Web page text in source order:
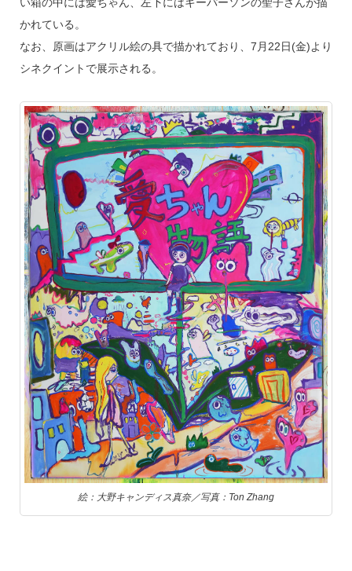
かれている。
なお、原画はアクリル絵の具で描かれており、7月22日(金)より
シネクイントで展示される。
絵：大野キャンディス真奈／写真：Ton Zhang